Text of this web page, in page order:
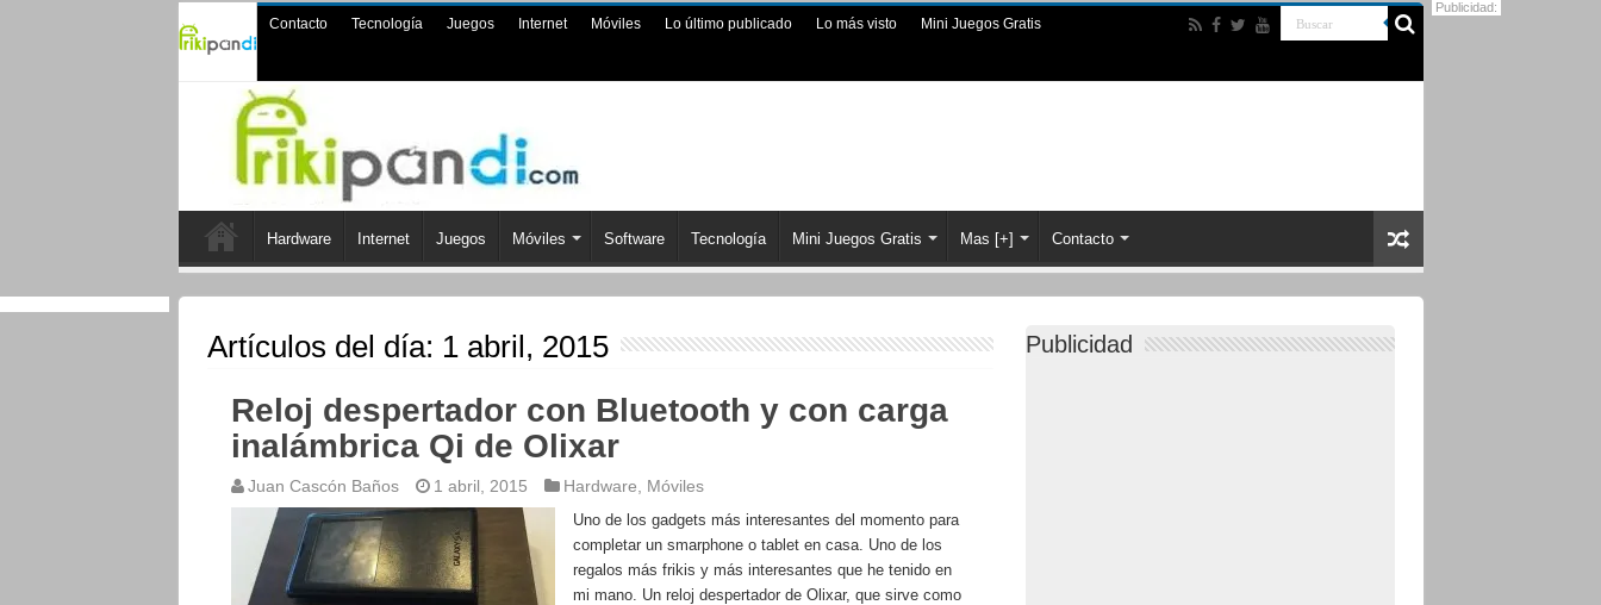
Contacto Tecnología Juegos Internet Móviles Lo último publicado Lo más visto Mini Juegos Gratis
Hardware Internet Juegos Móviles Software Tecnología Mini Juegos Gratis Mas [+] Contacto
Artículos del día: 1 abril, 2015
Reloj despertador con Bluetooth y con carga
inalámbrica Qi de Olixar
Juan Cascón Baños 1 abril, 2015 Hardware Móviles
Uno de los gadgets más interesantes del momento para
completar un smarphone o tablet en casa. Uno de los
regalos más frikis y más interesantes que he tenido en
mi mano. Un reloj despertador de Olixar, que sirve como
Publicidad
Publicidad: